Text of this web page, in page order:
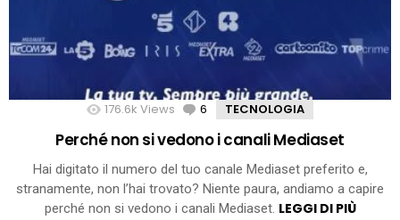
176.6k Views 6 Comments
TECNOLOGIA
Perché non si vedono i canali Mediaset
Hai digitato il numero del tuo canale Mediaset preferito e,
stranamente, non l’hai trovato? Niente paura, andiamo a capire
perché non si vedono i canali Mediaset. LEGGI DI PIÙ